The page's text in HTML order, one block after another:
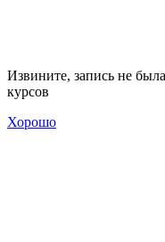
Извините, запись не
курсов
Хорошо